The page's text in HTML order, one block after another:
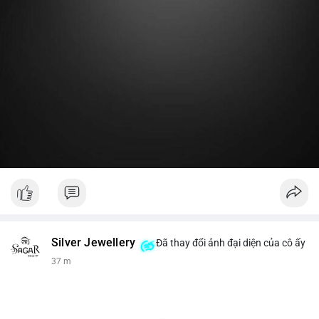
Silver Jewellery Đã thay đổi ảnh đại diện của cô ấy
37 m